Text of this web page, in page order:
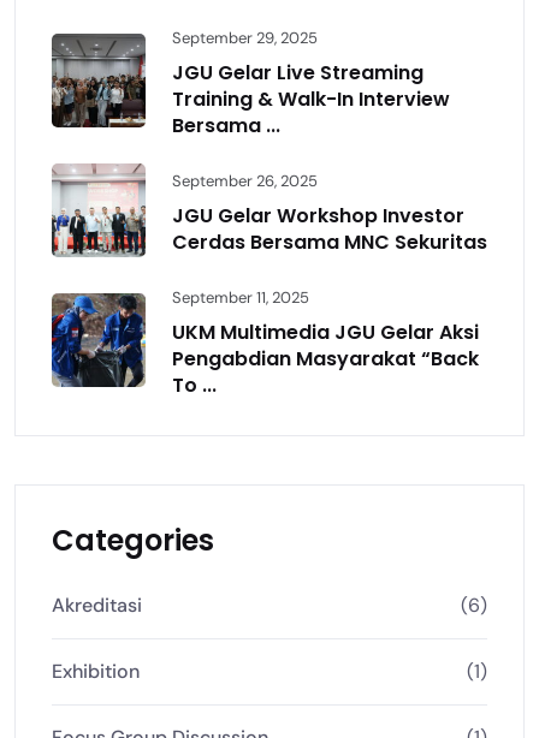
September 29, 2025
JGU Gelar Live Streaming
Training & Walk-In Interview
Bersama ...
September 26, 2025
JGU Gelar Workshop Investor
Cerdas Bersama MNC Sekuritas
September 11, 2025
UKM Multimedia JGU Gelar Aksi
Pengabdian Masyarakat “Back
To ...
Categories
Akreditasi (6)
Exhibition (1)